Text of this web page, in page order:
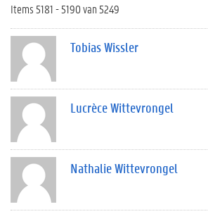
Items 5181 - 5190 van 5249
Tobias Wissler
Lucrèce Wittevrongel
Nathalie Wittevrongel